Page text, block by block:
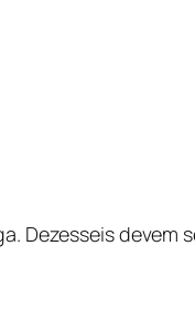
Dezesseis devem